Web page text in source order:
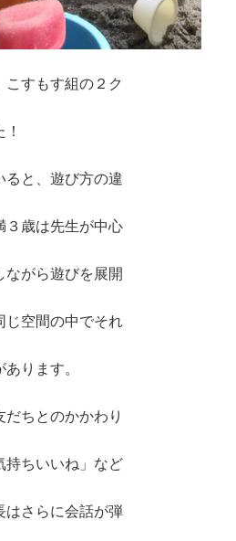
すもす組の２ク
ると、遊び方の違
３歳は先生が中心
ながら遊びを展開
じ空間の中でそれ
ります。
ちとのかかわり
持ちいいね」など
はさらに会話が弾